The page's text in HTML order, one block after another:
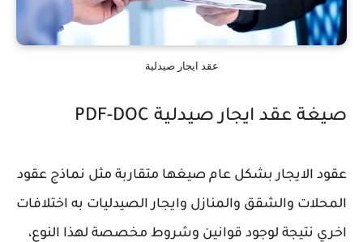
عقد ايجار صيدلية
صيغة عقد ايجار صيدلية PDF-DOC
عقود الايجار بشكل عام صيغها متقاربة مثل نماذج عقود
المحلات والشقق والمنازل وايجار الصيدليات به اختلافات
اخري نتيجة لوجود قوانين وشروط مخصصة لهذا النوع،